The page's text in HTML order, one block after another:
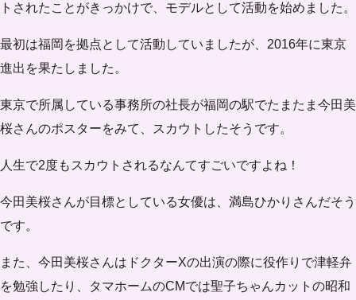
ト されたことがきっかけで、モデルとして活動を始めました。
最初は福岡を拠点として活動していましたが、2016年に東京
進出を果たしました。
東京で所属している事務所の社長が福岡の駅でたまたま今田美
桜さんのポスターをみて、スカウトしたそうです。
人生で2度もスカウトされるなんてすごいですよね！
今田美桜さんが目標としている女優は、満島ひかりさんだそう
です。
また、今田美桜さんはドクターXの出演の際に役作りで津軽弁
を勉強したり、タマホームのCMでは聖子ちゃんカットの昭和